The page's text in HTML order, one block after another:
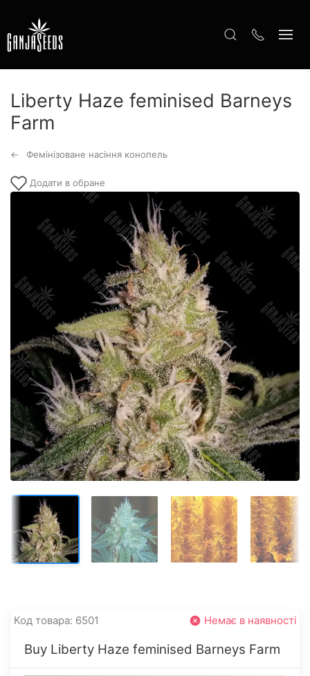
Liberty Haze feminised Barneys
Farm
Фемінізоване насіння конопель
Додати в обране
Код товара: 6501 Немає в наявності
Buy Liberty Haze feminised Barneys Farm